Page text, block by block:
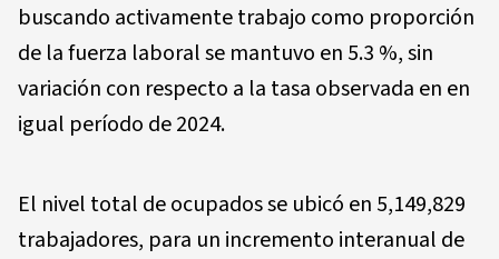
buscando activamente trabajo como proporción
de la fuerza laboral se mantuvo en 5.3 %, sin
variación con respecto a la tasa observada en en
igual período de 2024.
El nivel total de ocupados se ubicó en 5,149,829
trabajadores, para un incremento interanual de